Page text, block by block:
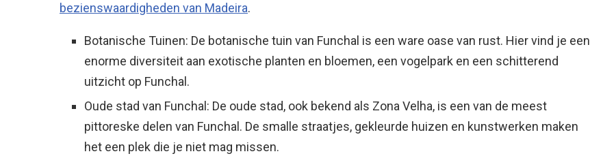
bezienswaardigheden van Madeira.
Botanische Tuinen: De botanische tuin van Funchal is een ware oase van rust. Hier vind je een
enorme diversiteit aan exotische planten en bloemen, een vogelpark en een schitterend
uitzicht op Funchal.
Oude stad van Funchal: De oude stad, ook bekend als Zona Velha, is een van de meest
pittoreske delen van Funchal. De smalle straatjes, gekleurde huizen en kunstwerken maken
het een plek die je niet mag missen.